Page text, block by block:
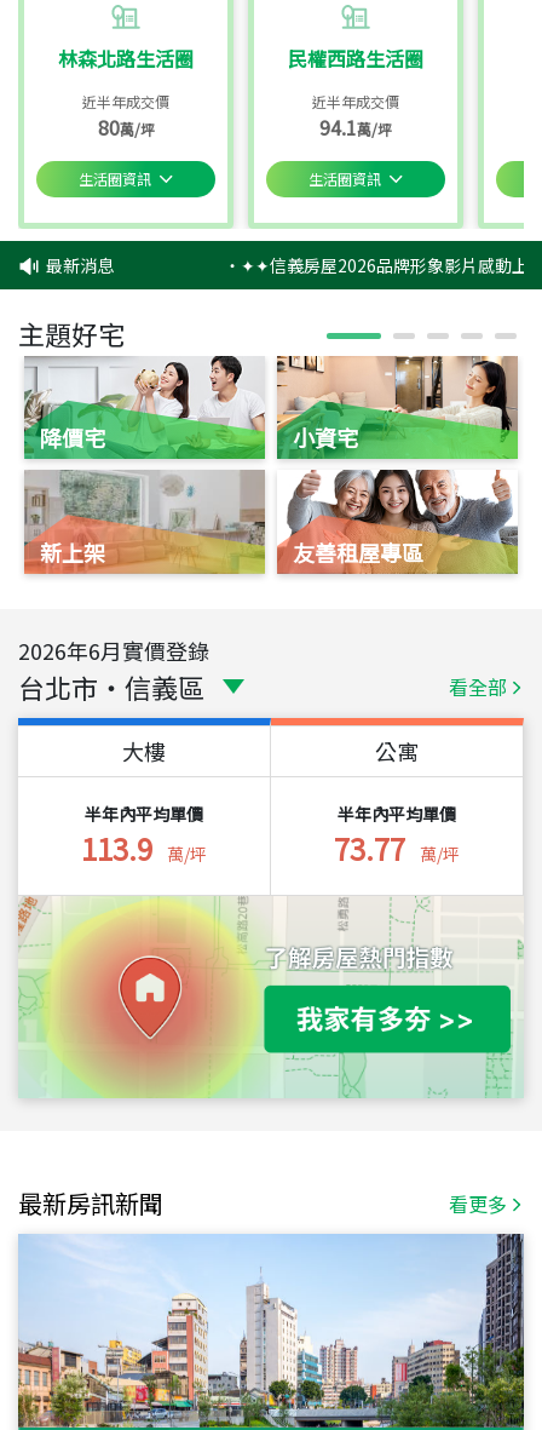
林森北路生活圈
近半年成交價
80萬/坪
生活圈資訊
民權西路生活圈
近半年成交價
94.1萬/坪
生活圈資訊
最新消息 ‧✦✦信義房屋2026品牌形象影片感動上
主題好宅
降價宅
新上架
小資宅
友善租屋專區
2026年6月實價登錄
台北市 ・ 信義區 看全部
大樓
半年內平均單價
113.9 萬/坪
公寓
半年內平均單價
73.77 萬/坪
最新房訊新聞 看更多